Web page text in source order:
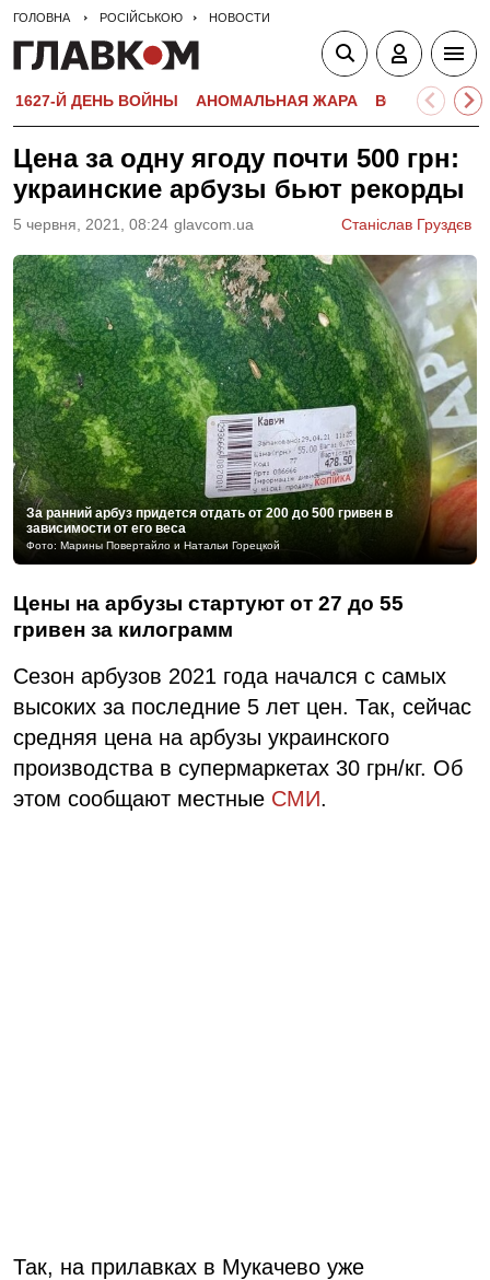
ГОЛОВНА РОСІЙСЬКОЮ НОВОСТИ
1627-Й ДЕНЬ ВОЙНЫ АНОМАЛЬНАЯ ЖАРА
Цена за одну ягоду почти 500 грн:
украинские арбузы бьют рекорды
5 червня, 2021, 08:24 glavcom.ua Станіслав Груздєв
За ранний арбуз придется отдать от 200 до 500 гривен в
зависимости от его веса
Фото: Марины Повертайло и Натальи Горецкой
Цены на арбузы стартуют от 27 до 55
гривен за килограмм
Сезон арбузов 2021 года начался с самых
высоких за последние 5 лет цен. Так, сейчас
средняя цена на арбузы украинского
производства в супермаркетах 30 грн/кг. Об
этом сообщают местные СМИ.
Так, на прилавках в Мукачево уже